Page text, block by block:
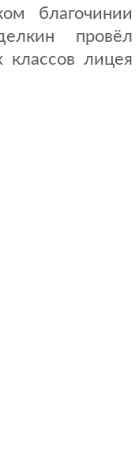
благочинии
провёл
лицея